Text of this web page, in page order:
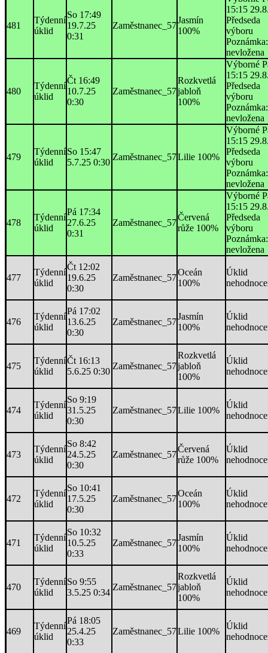
481
Týdenní
úklid
So 17:49
19.7.25
0:31
Zaměstnanec_57
Jasmín
100%
15:15
Předseda
výboru
Poznámka:
nevložena
480
Týdenní
úklid
Čt 16:49
10.7.25
0:30
Zaměstnanec_57
Rozkvetlá
jabloň
100%
Výborné
15:15
Předseda
výboru
Poznámka:
nevložena
479
Týdenní
úklid
So 15:47
5.7.25 0:30
Zaměstnanec_57Lilie 100%
Výborné
15:15
Předseda
výboru
Poznámka:
nevložena
478
Týdenní
úklid
Pá 17:34
27.6.25
0:31
Zaměstnanec_57
Červená
růže 100%
Výborné
15:15
Předseda
výboru
Poznámka:
nevložena
477
Týdenní
úklid
Čt 12:02
19.6.25
0:30
Zaměstnanec_57
Oceán
100%
Úklid
476
Týdenní
úklid
Pá 17:02
13.6.25
0:30
Zaměstnanec_57
Jasmín
100%
Úklid
475
Týdenní
úklid
Čt 16:13
5.6.25 0:30
Zaměstnanec_57
Rozkvetlá
jabloň
100%
Úklid
474
Týdenní
úklid
So 9:19
31.5.25
0:30
Zaměstnanec_57Lilie 100%
Úklid
473
Týdenní
úklid
So 8:42
24.5.25
0:30
Zaměstnanec_57
Červená
růže 100%
Úklid
472
Týdenní
úklid
So 10:41
17.5.25
0:30
Zaměstnanec_57
Oceán
100%
Úklid
471
Týdenní
úklid
So 10:32
10.5.25
0:33
Zaměstnanec_57
Jasmín
100%
Úklid
470
Týdenní
úklid
So 9:55
3.5.25 0:34
Zaměstnanec_57
Rozkvetlá
jabloň
100%
Úklid
469
Týdenní
úklid
Pá 18:05
25.4.25
0:33
Zaměstnanec_57Lilie 100%
Úklid